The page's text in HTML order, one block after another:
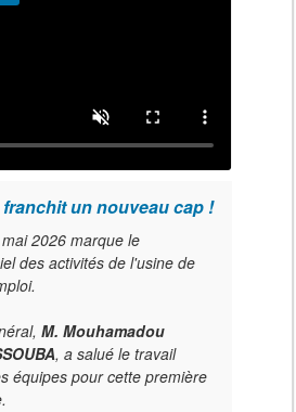
franchit un nouveau cap !
2026 marque le
des activités de l'usine de
M. Mouhamadou
, a salué le travail
équipes pour cette première